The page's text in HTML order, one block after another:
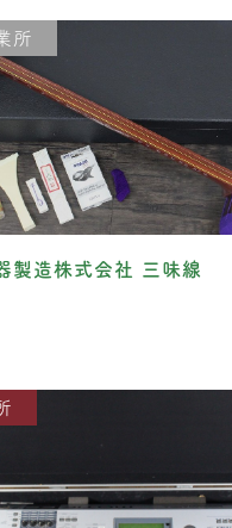
所
製造株式会社 三味線